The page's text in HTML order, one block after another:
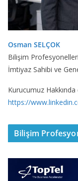
Osman SELÇOK
Bilişim
İmtiyaz Sahibi ve
Kurucumuz
https://
Bilişim